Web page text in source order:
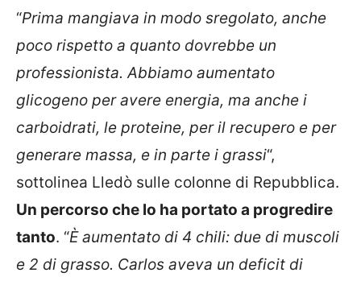
“Prima mangiava in modo sregolato, anche
poco rispetto a quanto dovrebbe un
professionista. Abbiamo aumentato
glicogeno per avere energia, ma anche i
carboidrati, le proteine, per il recupero e per
generare massa, e in parte i grassi“,
sottolinea Lledò sulle colonne di Repubblica.
Un percorso che lo ha portato a progredire
tanto. “È aumentato di 4 chili: due di muscoli
e 2 di grasso. Carlos aveva un deficit di